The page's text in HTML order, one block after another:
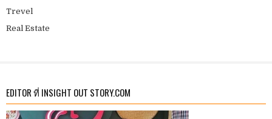
Trevel
Real Estate
EDITOR ที่ INSIGHT OUT STORY.COM